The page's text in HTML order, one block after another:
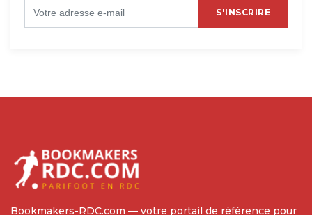
S'INSCRIRE
Bookmakers-RDC.com — votre portail de référence pour